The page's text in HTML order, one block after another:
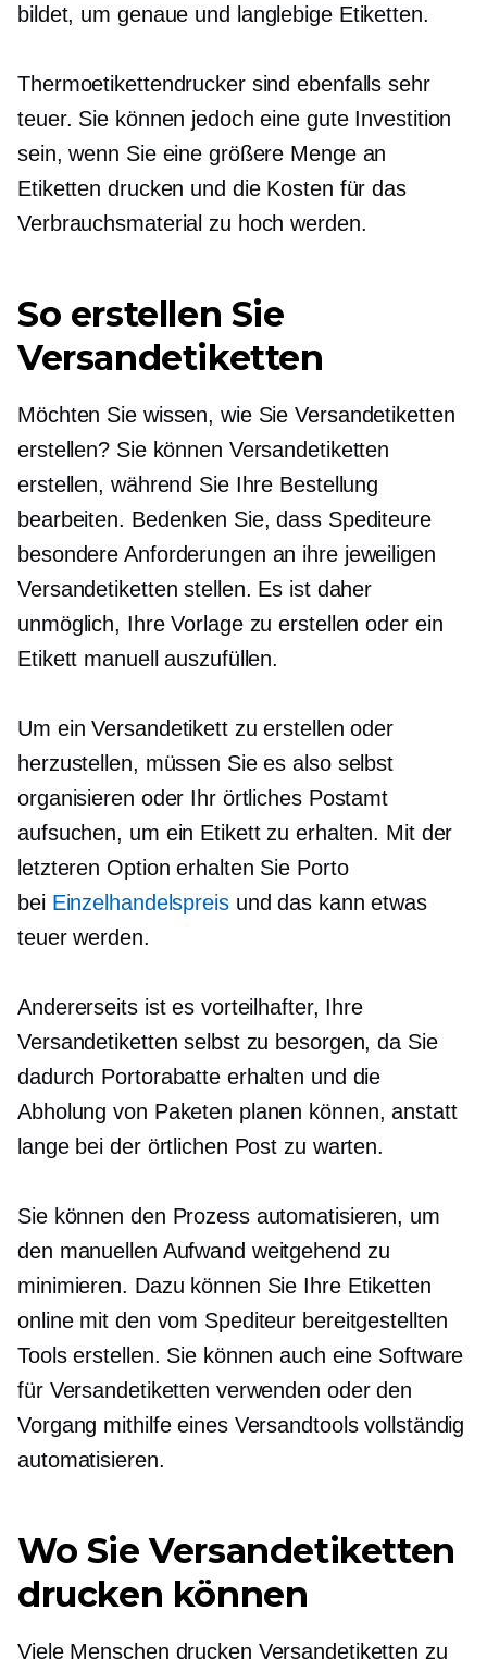
bildet, um genaue und langlebigeEtiketten.
Thermoetikettendrucker sind ebenfalls sehr
teuer. Sie können jedoch eine gute Investition
sein, wenn Sie eine größere Menge an
Etiketten drucken und die Kosten für das
Verbrauchsmaterial zu hoch werden.
So erstellen Sie
Versandetiketten
Möchten Sie wissen, wie Sie Versandetiketten
erstellen? Sie können Versandetiketten
erstellen, während Sie Ihre Bestellung
bearbeiten. Bedenken Sie, dass Spediteure
besondere Anforderungen an ihre jeweiligen
Versandetiketten stellen. Es ist daher
unmöglich, Ihre Vorlage zu erstellen oder ein
Etikett manuell auszufüllen.
Um ein Versandetikett zu erstellen oder
herzustellen, müssen Sie es also selbst
organisieren oder Ihr örtliches Postamt
aufsuchen, um ein Etikett zu erhalten. Mit der
letzteren Option erhalten Sie Porto
bei Einzelhandelspreisund das kann etwas
teuer werden.
Andererseits ist es vorteilhafter, Ihre
Versandetiketten selbst zu besorgen, da Sie
dadurch Portorabatte erhalten und die
Abholung von Paketen planen können, anstatt
lange bei der örtlichen Post zu warten.
Sie können den Prozess automatisieren, um
den manuellen Aufwand weitgehend zu
minimieren. Dazu können Sie Ihre Etiketten
online mit den vom Spediteur bereitgestellten
Tools erstellen. Sie können auch eine Software
für Versandetiketten verwenden oder den
Vorgang mithilfe eines Versandtools vollständig
automatisieren.
Wo Sie Versandetiketten
drucken können
Viele Menschen drucken Versandetiketten zu